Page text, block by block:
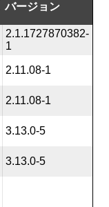
バージョン
2.1.1727870382-
1
2.11.08-1
2.11.08-1
3.13.0-5
3.13.0-5